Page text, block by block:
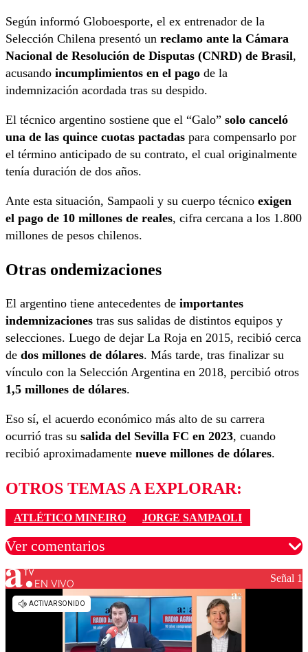
Según informó Globoesporte, el ex entrenador de la
Selección Chilena presentó un reclamo ante la Cámara
Nacional de Resolución de Disputas (CNRD) de Brasil,
acusando incumplimientos en el pago de la
indemnización acordada tras su despido.
El técnico argentino sostiene que el “Galo” solo canceló
una de las quince cuotas pactadas para compensarlo por
el término anticipado de su contrato, el cual originalmente
tenía duración de dos años.
Ante esta situación, Sampaoli y su cuerpo técnico exigen
el pago de 10 millones de reales, cifra cercana a los 1.800
millones de pesos chilenos.
Otras ondemizaciones
El argentino tiene antecedentes de importantes
indemnizaciones tras sus salidas de distintos equipos y
selecciones. Luego de dejar La Roja en 2015, recibió cerca
de dos millones de dólares. Más tarde, tras finalizar su
vínculo con la Selección Argentina en 2018, percibió otros
1,5 millones de dólares.
Eso sí, el acuerdo económico más alto de su carrera
ocurrió tras su salida del Sevilla FC en 2023, cuando
recibió aproximadamente nueve millones de dólares.
OTROS TEMAS A EXPLORAR:
ATLÉTICO MINEIRO JORGE SAMPAOLI
Ver comentarios
Los comentarios son moderados para garantizar un
diálogo respetuoso.
EN VIVO Señal 1